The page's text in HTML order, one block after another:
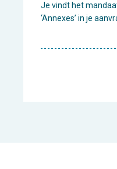
Je vindt het
‘Annexes’ in je